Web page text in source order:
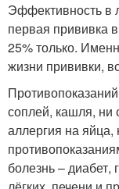
Эффективность в
первая прививка
25% только.
жизни прививки,
соплей, кашля, ни
аллергия на яйца,
болезнь – диабет,